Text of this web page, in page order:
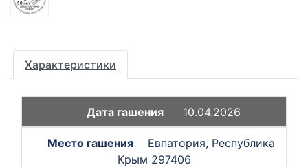
Характеристики
10.04.2026
Евпатория, Республика
Крым 297406